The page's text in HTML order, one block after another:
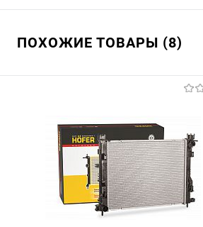
ПОХОЖИЕ ТОВАРЫ (8)